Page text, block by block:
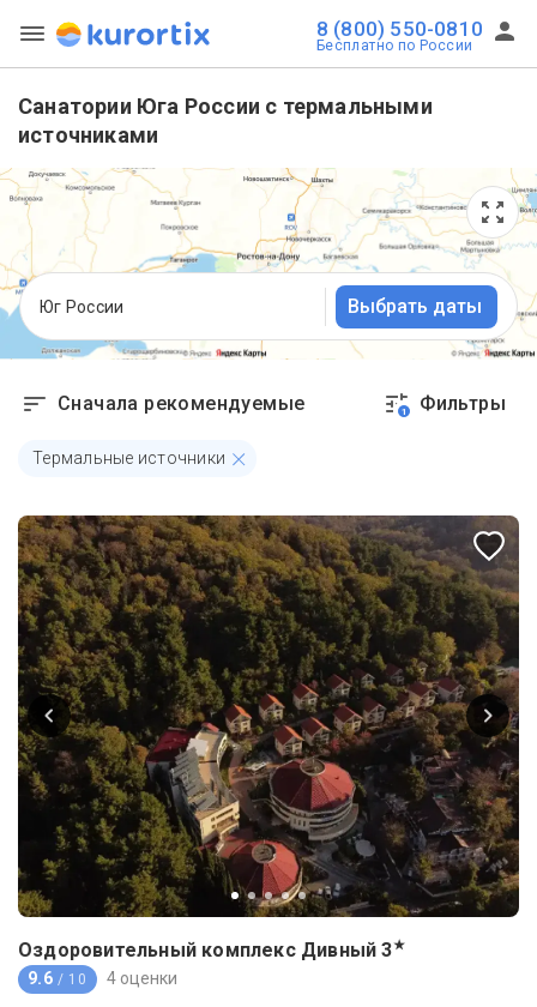
8 (800) 550-0810
Бесплатно по России
Санатории Юга России с термальными
источниками
Юг России Выбрать даты
Сначала рекомендуемые 1 Фильтры
Термальные источники
Оздоровительный комплекс Дивный 3★
9.6 / 10 4 оценки